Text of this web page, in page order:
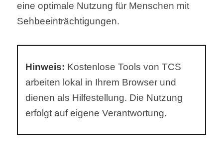
eine optimale Nutzung für Menschen mit
Sehbeeinträchtigungen.
Hinweis: Kostenlose Tools von TCS
arbeiten lokal in Ihrem Browser und
dienen als Hilfestellung. Die Nutzung
erfolgt auf eigene Verantwortung.